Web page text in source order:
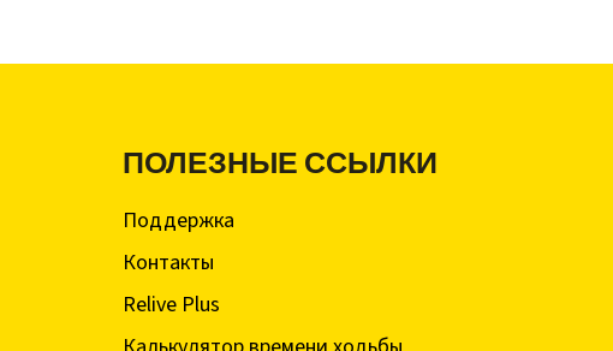
ПОЛЕЗНЫЕ ССЫЛКИ
Поддержка
Контакты
Relive Plus